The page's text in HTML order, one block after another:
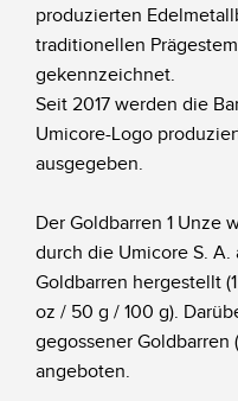
produzierten
traditionellen
gekennzeichnet.
Seit 2017 werden die
Umicore-Logo
ausgegeben.
Der Goldbarren 1 Unze
durch die Umicore S.
Goldbarren hergestellt
oz / 50 g / 100 g).
gegossener
angeboten.